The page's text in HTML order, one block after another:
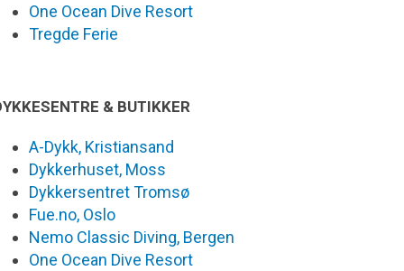
One Ocean Dive Resort
Tregde Ferie
& BUTIKKER
A-Dykk, Kristiansand
Dykkerhuset, Moss
Dykkersentret Tromsø
Fue.no, Oslo
Nemo Classic Diving, Bergen
One Ocean Dive Resort